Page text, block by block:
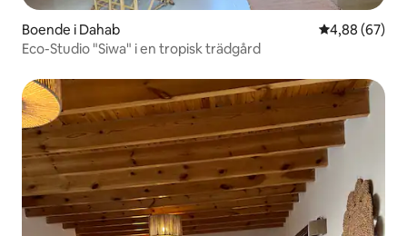
Boende i Dahab 4,88 av 5 i
4,88 (67)
Eco-Studio "Siwa" i en tropisk trädgård